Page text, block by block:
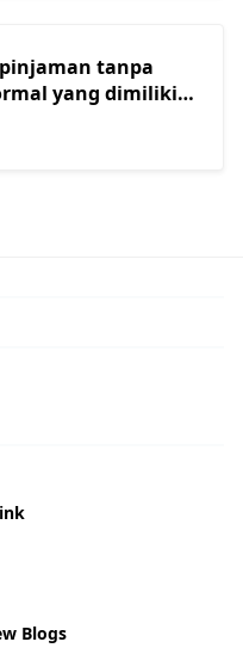
tanpa
yang dimiliki
di kota
Blogs